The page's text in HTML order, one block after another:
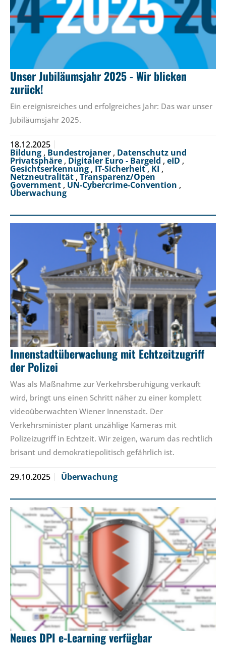
Unser Jubiläumsjahr 2025 - Wir blicken
zurück!
Ein ereignisreiches und erfolgreiches Jahr: Das war unser
Jubiläumsjahr 2025.
18.12.2025
Bildung , Bundestrojaner , Datenschutz und
Privatsphäre , Digitaler Euro - Bargeld , eID ,
Gesichtserkennung , IT-Sicherheit, KI ,
Netzneutralität , Transparenz/Open
Government , UN-Cybercrime-Convention ,
Überwachung
Innenstadtüberwachung mit Echtzeitzugriff
der Polizei
Was als Maßnahme zur Verkehrsberuhigung verkauft
wird, bringt uns einen Schritt näher zu einer komplett
videoüberwachten Wiener Innenstadt. Der
Verkehrsminister plant unzählige Kameras mit
Polizeizugriff in Echtzeit. Wir zeigen, warum das rechtlich
brisant und demokratiepolitisch gefährlich ist.
29.10.2025 Überwachung
Neues DPI e-Learning verfügbar